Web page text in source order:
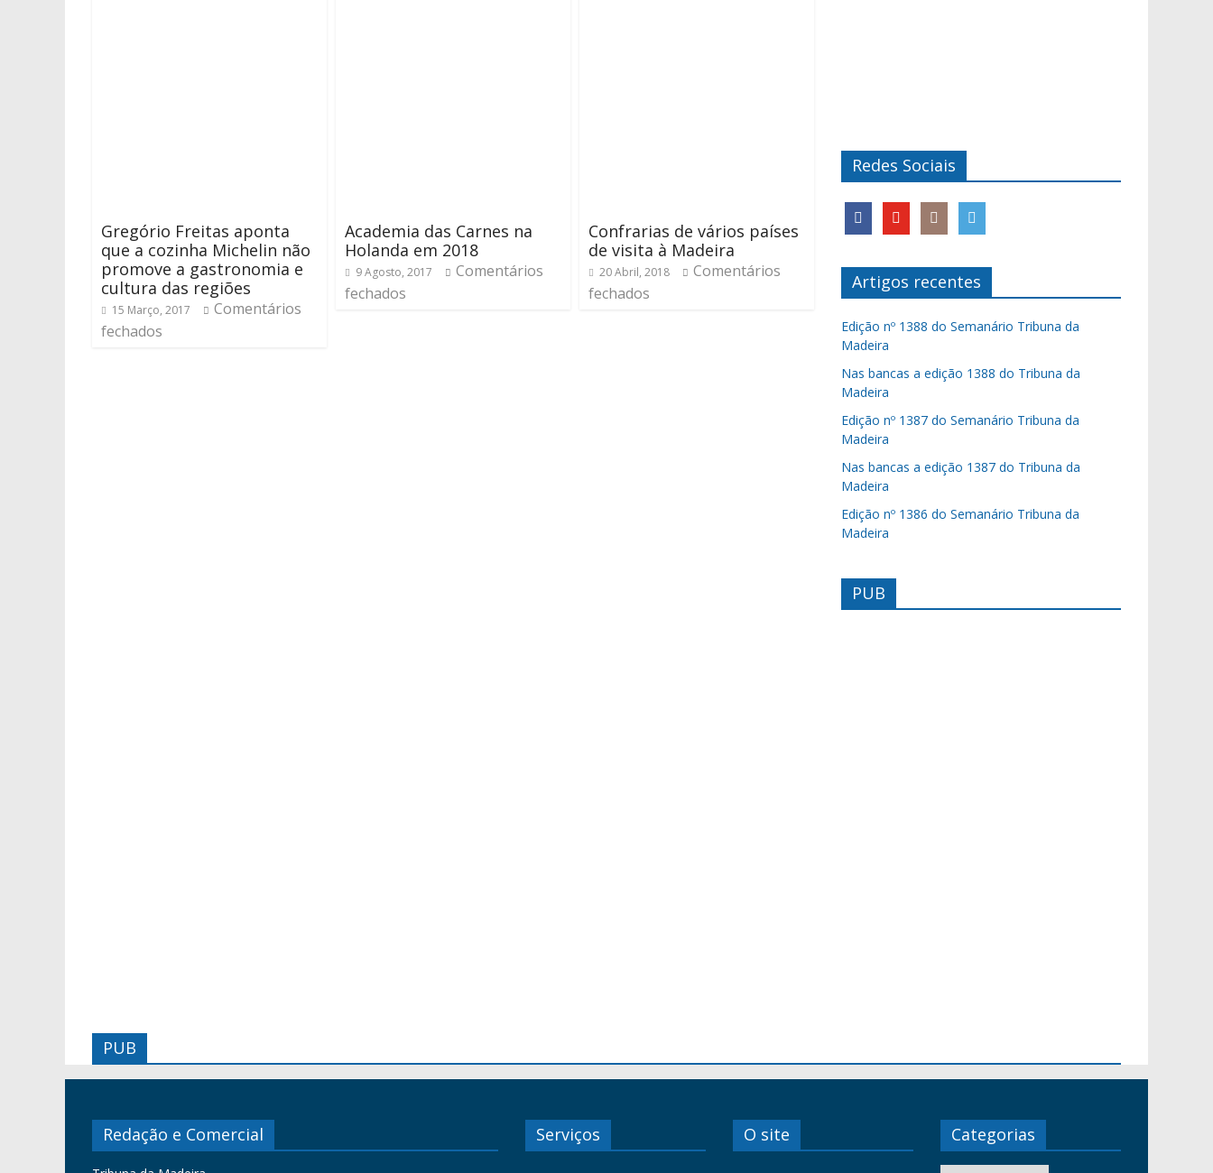
Gregório Freitas aponta
que a cozinha Michelin não
promove a gastronomia e
cultura das regiões
15 Março, 2017
Comentários
fechados
Academia das Carnes na
Holanda em 2018
9 Agosto, 2017
Comentários
fechados
Confrarias de vários países
de visita à Madeira
20 Abril, 2018
Comentários
fechados
Redes Sociais
Artigos recentes
Edição nº 1388 do Semanário Tribuna da
Madeira
Nas bancas a edição 1388 do Tribuna da
Madeira
Edição nº 1387 do Semanário Tribuna da
Madeira
Nas bancas a edição 1387 do Tribuna da
Madeira
Edição nº 1386 do Semanário Tribuna da
Madeira
PUB
PUB
Redação e Comercial Serviços O site Categorias